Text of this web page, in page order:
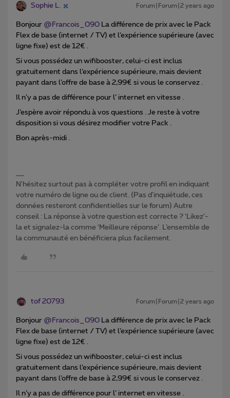
Sophie L. Forum|Forum|2 years ago
Bonjour @Francois_090 La différence de prix avec le Pack
Flex de base (internet / TV) et l’expérience supérieure (avec
ligne fixe) est de 12€ .
Si vous possédez un wifibooster, celui-ci est inclus
gratuitement dans l’expérience supérieure, mais devient
payant dans l’offre de base à 2,99€ si vous le conservez .
Il n’y a pas de différence pour l’ internet en vitesse .
J’espère avoir répondu à vos questions . Je reste à votre
disposition si vous désirez modifier votre Pack .
Bon après-midi .
N'hésitez surtout pas à compléter votre profil en indiquant
votre numéro de ligne ou de client. (Pas d'inquiétude, ces
données resteront confidentielles sur le forum) Autre
conseil : La réponse à votre question est correcte ? ‘Likez’-
la et signalez-la comme ‘Meilleure réponse’. L’ensemble de
la communauté en bénéficiera plus facilement.
tof 20793 Forum|Forum|2 years ago
Bonjour @Francois_090 La différence de prix avec le Pack
Flex de base (internet / TV) et l’expérience supérieure (avec
ligne fixe) est de 12€ .
Si vous possédez un wifibooster, celui-ci est inclus
gratuitement dans l’expérience supérieure, mais devient
payant dans l’offre de base à 2,99€ si vous le conservez .
Il n’y a pas de différence pour l’ internet en vitesse .